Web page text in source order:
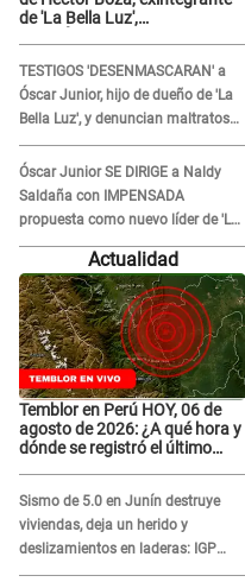
de 'La Bella Luz',
"Grábame..."
TESTIGOS 'DESENMASCARAN' a
Óscar Junior, hijo de dueño de 'La
Bella Luz', y denuncian maltratos
en la orquesta: "Los humilla..."
Óscar Junior SE DIRIGE a Naldy
Saldaña con IMPENSADA
propuesta como nuevo líder de 'La
Bella Luz' tras denuncia: "Otro tipo
Actualidad
Temblor en Perú HOY, 06 de
agosto de 2026: ¿A qué hora y
dónde se registró el último
Sismo de 5.0 en Junín destruye
viviendas, deja un herido y
deslizamientos en laderas: IGP
alerta sobre posibles réplicas